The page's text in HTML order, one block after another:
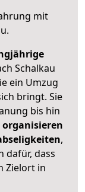
mit
.
Schalkau
ein Umzug
bringt. Sie
bis hin
organisieren
,
dafür, dass
Zielort in